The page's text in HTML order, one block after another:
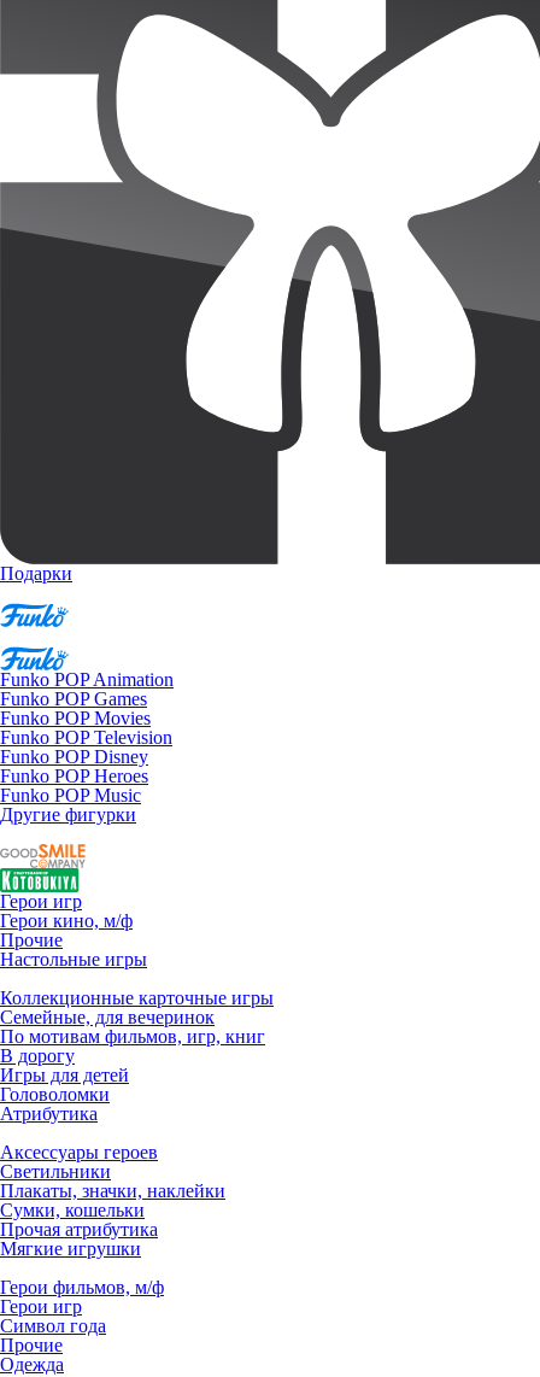
Подарки
Funko POP Animation
Funko POP Games
Funko POP Movies
Funko POP Television
Funko POP Disney
Funko POP Heroes
Funko POP Music
Другие фигурки
Герои игр
Герои кино, м/ф
Прочие
Настольные игры
Коллекционные карточные игры
Семейные, для вечеринок
По мотивам фильмов, игр, книг
В дорогу
Игры для детей
Головоломки
Атрибутика
Аксессуары героев
Светильники
Плакаты, значки, наклейки
Сумки, кошельки
Прочая атрибутика
Мягкие игрушки
Герои фильмов, м/ф
Герои игр
Символ года
Прочие
Одежда